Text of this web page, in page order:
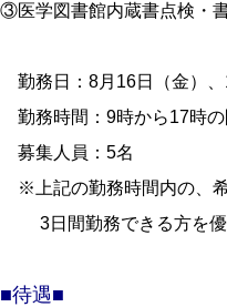
③医学図書館内蔵書点検・
勤務日：8月16日（金）
勤務時間：9時から17時の
募集人員：5名
※上記の勤務時間内の、希
3日間勤務できる方を優
■待遇■